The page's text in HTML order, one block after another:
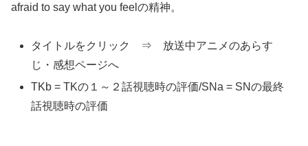
afraid to say what you feelの精神。
タイトルをクリック ⇒ 放送中アニメのあらす
じ・感想ページへ
TKb = TKの１～２話視聴時の評価/SNa = SNの最終
話視聴時の評価